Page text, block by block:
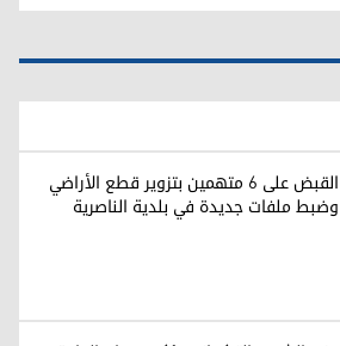
القبض على 6 متهمين بتزوير قطع الأراضي
وضبط ملفات جديدة في بلدية الناصرية